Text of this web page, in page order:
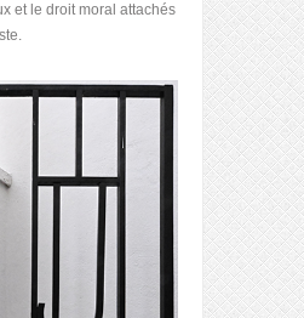
et le droit moral attachés